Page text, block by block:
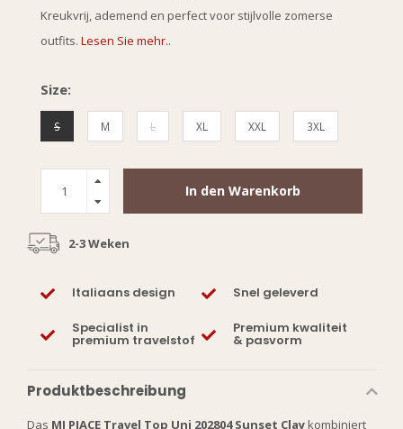
Kreukvrij, ademend en perfect voor stijlvolle zomerse
outfits. Lesen Sie mehr..
Size:
S M L XL XXL 3XL
In den Warenkorb
2-3 Weken
Italiaans design Snel geleverd
Specialist in
premium travelstof
Premium kwaliteit
& pasvorm
Produktbeschreibung
Das MI PIACE Travel Top Uni 202804 Sunset Clay kombiniert